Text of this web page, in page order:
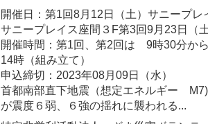
開催日：第1回8月12日（土）サニープレ
サニープレイス座間３F第3回9月23日（
開催時間：第1回、第2回は 9時30分
14時（組み立て）
申込締切：2023年08月09日（水）
首都南部直下地震（想定エネルギー
が震度６弱、６強の揺れに襲われる...